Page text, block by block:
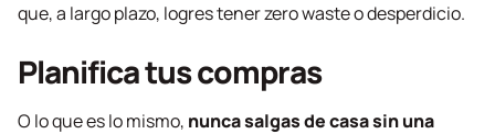
que, a largo plazo, logres tenerzero wasteo desperdicio.
Planifica tus compras
O lo que es lo mismo, nunca salgas de casa sin una